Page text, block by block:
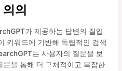
의
가 제공하는 답변의 질입
키워드에 기반해 독립적인 검색
는 사용자의 질문을 보
문을 통해 더 구체적이고 복잡한